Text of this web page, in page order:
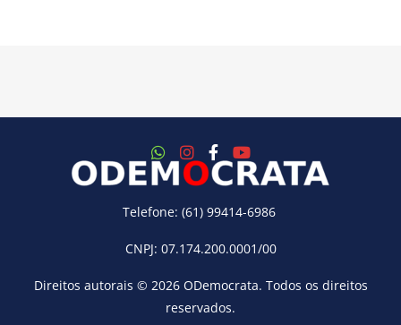
Telefone: (61) 99414-6986
CNPJ: 07.174.200.0001/00
Direitos autorais © 2026 ODemocrata. Todos os direitos
reservados.